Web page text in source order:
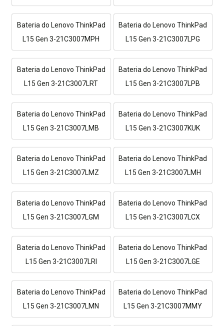
Bateria do Lenovo ThinkPad
L15 Gen 3-21C3007MPH
Bateria do Lenovo ThinkPad
L15 Gen 3-21C3007LPG
Bateria do Lenovo ThinkPad
L15 Gen 3-21C3007LRT
Bateria do Lenovo ThinkPad
L15 Gen 3-21C3007LPB
Bateria do Lenovo ThinkPad
L15 Gen 3-21C3007LMB
Bateria do Lenovo ThinkPad
L15 Gen 3-21C3007KUK
Bateria do Lenovo ThinkPad
L15 Gen 3-21C3007LMZ
Bateria do Lenovo ThinkPad
L15 Gen 3-21C3007LMH
Bateria do Lenovo ThinkPad
L15 Gen 3-21C3007LGM
Bateria do Lenovo ThinkPad
L15 Gen 3-21C3007LCX
Bateria do Lenovo ThinkPad
L15 Gen 3-21C3007LRI
Bateria do Lenovo ThinkPad
L15 Gen 3-21C3007LGE
Bateria do Lenovo ThinkPad
L15 Gen 3-21C3007LMN
Bateria do Lenovo ThinkPad
L15 Gen 3-21C3007MMY